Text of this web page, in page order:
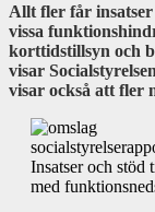
Allt fler får insatser
vissa
korttidstillsyn och
visar
visar också att fler
Insatser och stöd
med